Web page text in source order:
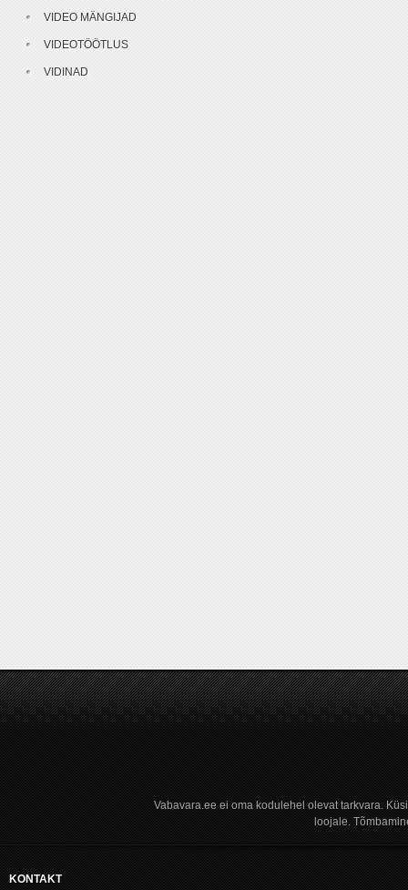
VIDEO MÄNGIJAD
VIDEOTÖÖTLUS
VIDINAD
Vabavara.ee ei oma kodulehel olevat tarkvara.
loojale.
KONTAKT